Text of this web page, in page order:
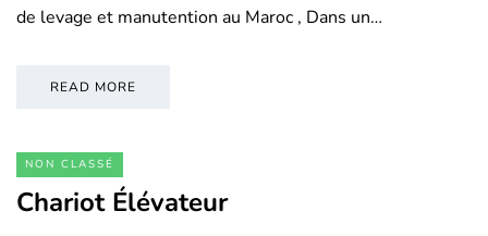
de levage et manutention au Maroc , Dans un…
READ MORE
NON CLASSÉ
Chariot Élévateur